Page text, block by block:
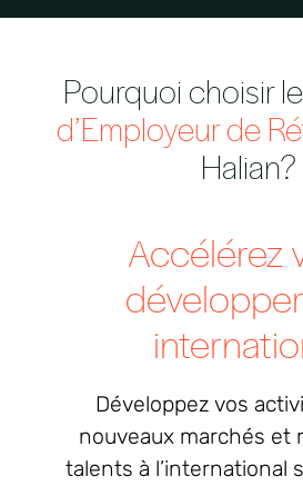
Pourquoi choisir
d’Employeur de
Halian?
Accélérez
Développez vos
nouveaux marchés et
talents à l’international